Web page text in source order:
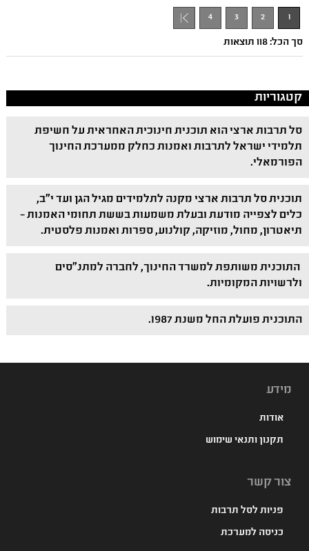
1
2
3
4
סך הכל: 118 תוצאות
קטגוריות
סל תרבות ארצי הוא תוכנית חינוכית האחראית על חשיפת
תלמידי ישראל לתרבות ואמנות כחלק ממערכת החינוך
הפורמאלי.
תוכנית סל תרבות ארצי מקנה לתלמידים מגיל הגן ועד י"ב,
כלים לצפייה מודעת ובעלת משמעות בששת תחומי האמנות –
תיאטרון, מחול, מוזיקה, קולנוע, ספרות ואמנות פלסטית.
התוכנית משותפת למשרד החינוך, לחברה למתנ"סים
ולרשויות המקומיות.
התוכנית פועלת החל משנת 1987.
מידע
אודות
תקנון ותנאי שימוש
צור קשר
פניות לסל תרבות
כניסה למערכת